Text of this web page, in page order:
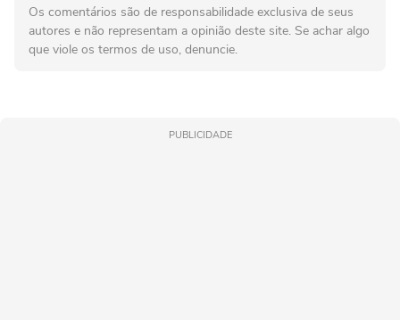
Os comentários são de responsabilidade exclusiva de seus
autores e não representam a opinião deste site. Se achar algo
que viole os termos de uso, denuncie.
PUBLICIDADE